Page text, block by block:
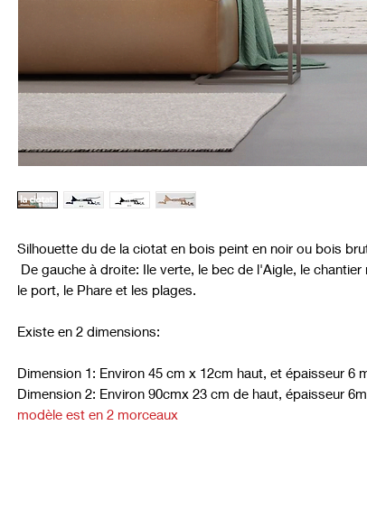
Silhouette du de la ciotat en bois peint en noir ou bois
De gauche à droite: Ile verte, le bec de l'Aigle, le chantier
le port, le Phare et les plages.
Existe en 2 dimensions:
Dimension 1: Environ 45 cm x 12cm haut, et épaisseur 6
Dimension 2: Environ 90cmx 23 cm de haut, épaisseur
modèle est en 2 morceaux